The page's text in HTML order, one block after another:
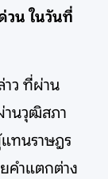
วน ในวันที่
ว ที่ผ่าน
านวุฒิสภา
ทนราษฎร
คำแตกต่าง